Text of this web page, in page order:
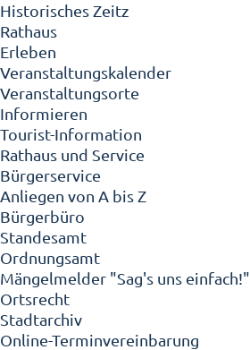
Historisches Zeitz
Rathaus
Erleben
Veranstaltungskalender
Veranstaltungsorte
Informieren
Tourist-Information
Rathaus und Service
Bürgerservice
Anliegen von A bis Z
Bürgerbüro
Standesamt
Ordnungsamt
Mängelmelder "Sag's uns einfach!"
Ortsrecht
Stadtarchiv
Online-Terminvereinbarung